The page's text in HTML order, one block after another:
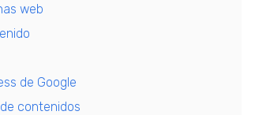
web
de Google
contenidos